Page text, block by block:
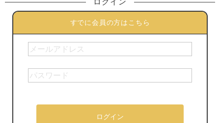
ログイン
すでに会員の方はこちら